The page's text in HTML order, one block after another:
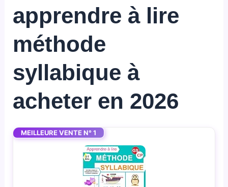
apprendre à lire
méthode
syllabique à
acheter en 2026
MEILLEURE VENTE N° 1